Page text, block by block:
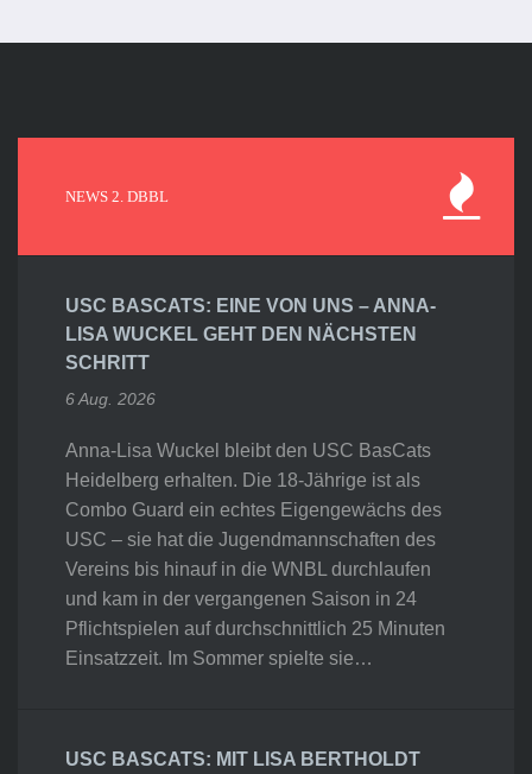
NEWS 2. DBBL
USC BASCATS: EINE VON UNS – ANNA-
LISA WUCKEL GEHT DEN NÄCHSTEN
SCHRITT
6 Aug. 2026
Anna-Lisa Wuckel bleibt den USC BasCats
Heidelberg erhalten. Die 18-Jährige ist als
Combo Guard ein echtes Eigengewächs des
USC – sie hat die Jugendmannschaften des
Vereins bis hinauf in die WNBL durchlaufen
und kam in der vergangenen Saison in 24
Pflichtspielen auf durchschnittlich 25 Minuten
Einsatzzeit. Im Sommer spielte sie…
USC BASCATS: MIT LISA BERTHOLDT